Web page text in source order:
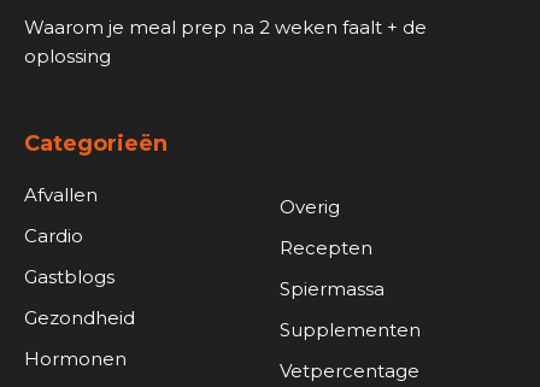
Waarom je meal prep na 2 weken faalt + de
oplossing
Categorieën
Afvallen
Cardio
Gastblogs
Gezondheid
Hormonen
Overig
Recepten
Spiermassa
Supplementen
Vetpercentage